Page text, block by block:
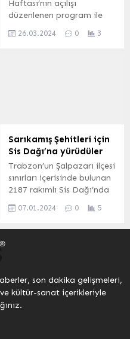
Haftası’nın açılışı
düzenlenen program ile
/ KAYSERİ (İGFA) – 75. Yıl
Dursun, protokol üyeleri,
kütüphane sorumluları ve
öğrenciler katıldı. Bu yılki
ana teması “Dijital
Geleceğin...
26.03.2024 0 3
Sarıkamış Şehitleri için
Sis Dağı’na yürüdüler
Trabzon’un Şalpazarı ilçesi
sınırları içerisinde bulunan
2187 rakımlı Sis Dağı’nda
Sarıkamış Harekâtı’nda
ÖZCAN/BHA-TRABZON
Şalpazarı İlçesinde 2018
yılında başlayan Sarıkamış
07.01.2024 0 5
son dakika gelişmeleri,
kültür-sanat içerikleriyle